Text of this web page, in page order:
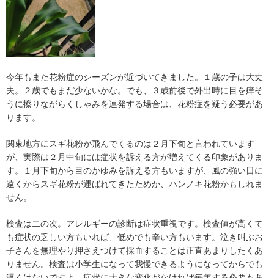
今年もまた花粉症のシーズンが近づいてきました。１歳の子は大丈
夫。２歳でもまだ少ないかな。でも、３歳前後で外出時に目を痒そ
うに擦りながらくしゃみを連発する場合は、花粉症を疑う必要があ
ります。
関東地方にスギ花粉が飛んでくるのは２月下旬と言われています
が、実際は２月中旬には症状を訴える方が増えてくる印象がありま
す。１月下旬から目のかゆみを訴える方もいますが、風の強い日に
遠くからスギ花粉が運ばれてきたためか、ハンノキ花粉かもしれま
せん。
検査は二の次。アレルギーの診断は症状重視です。検査値が高くて
も症状の乏しい方もいれば、低めでも辛い方もいます。泣き叫ぶお
子さんを無理やり押さえつけて採血することは正直あまりしたくあ
りません。検査は小学生になって我慢できるようになってからでも